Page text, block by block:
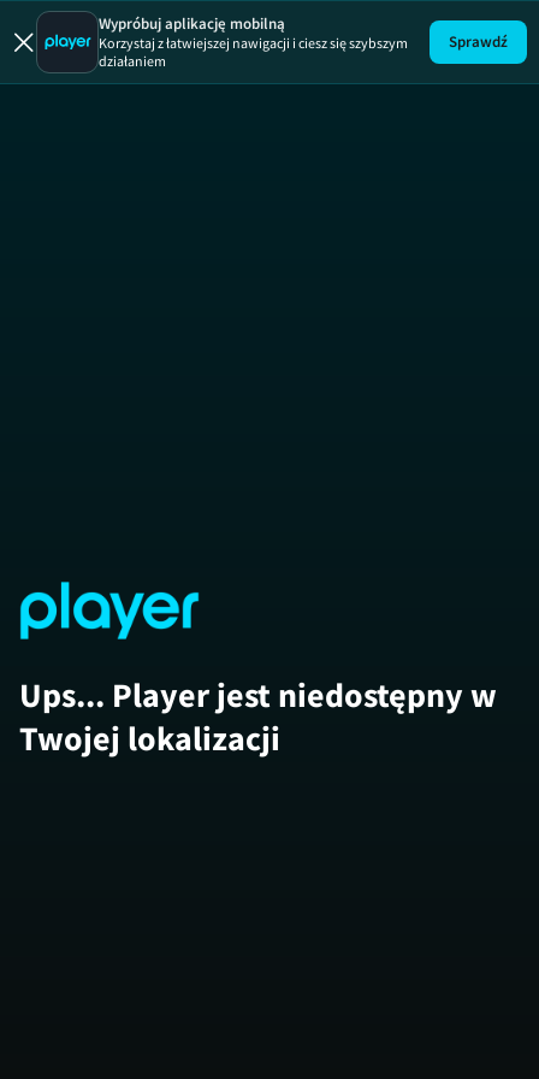
Detektywi
Wypróbuj aplikację mobilną
Korzystaj z łatwiejszej nawigacji i ciesz się szybszym
działaniem
Sprawdź
Ups... Player jest niedostępny w
Twojej lokalizacji